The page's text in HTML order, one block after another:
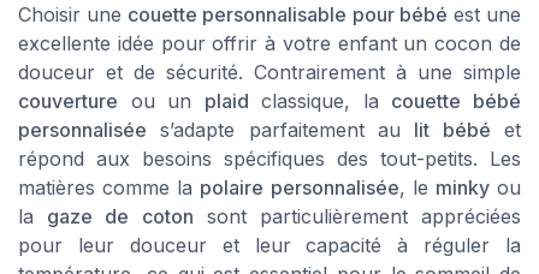
Choisir une couette personnalisable pour bébé est une
excellente idée pour offrir à votre enfant un cocon de
douceur et de sécurité. Contrairement à une simple
couverture ou un plaid classique, la couette bébé
personnalisée s’adapte parfaitement au lit bébé et
répond aux besoins spécifiques des tout-petits. Les
matières comme la polaire personnalisée, le minkyou
la gaze de coton sont particulièrement appréciées
pour leur douceur et leur capacité à réguler la